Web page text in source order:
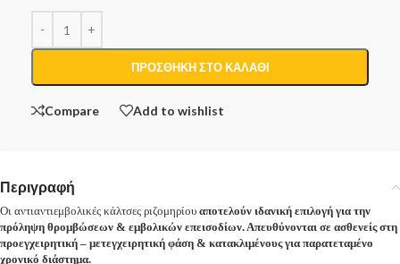
ΠΡΟΣΘΉΚΗ ΣΤΟ ΚΑΛΆΘΙ
Compare Add to wishlist
Περιγραφή
Οι αντιαντιεμβολικές κάλτσες ριζομηρίου αποτελούν ιδανική επιλογή για την
πρόληψη θρομβώσεων & εμβολικών επεισοδίων. Απευθύνονται σε ασθενείς στη
προεγχειρητική – μετεγχειρητική φάση & κατακλιμένους για παρατεταμένο
χρονικό διάστημα.